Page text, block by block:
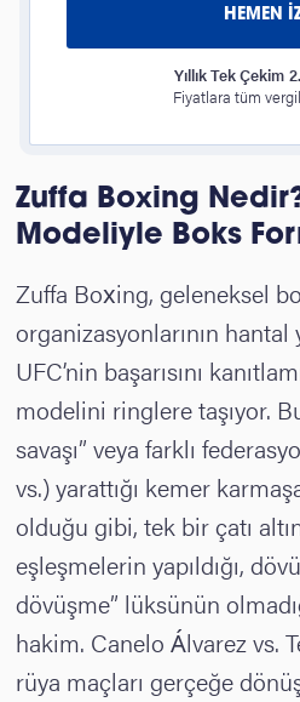
HEMEN
Yıllık Tek Çekim
Fiyatlara tüm
Zuffa Boxing
Modeliyle Boks
Zuffa Boxing, geleneksel
organizasyonlarının hantal
UFC’nin başarısını
modelini ringlere taşıyor.
savaşı” veya farklı
vs.) yarattığı kemer
olduğu gibi, tek bir çatı
eşleşmelerin yapıldığı,
dövüşme” lüksünün
hakim. Canelo Álvarez vs.
rüya maçları gerçeğe